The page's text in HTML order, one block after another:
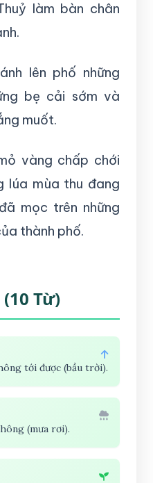
làm bàn chân
lên phố những
bẹ cải sớm và
muốt.
vàng chấp chới
lúa mùa thu đang
mọc trên những
thành phố.
Từ)
tới được (bầu trời).
(mưa rơi).